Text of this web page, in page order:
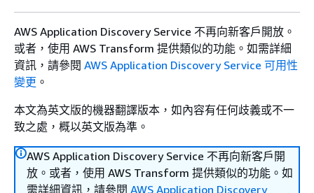
AWS Application Discovery Service 不再向新客戶開放。
或者，使用 AWS Transform 提供類似的功能。如需詳細
資訊，請參閱 AWS Application Discovery Service 可用性
變更 。
本文為英文版的機器翻譯版本，如內容有任何歧義或不一
致之處，概以英文版為準。
AWS Application Discovery Service 不再向新客戶開
放。或者，使用 AWS Transform 提供類似的功能。如
需詳細資訊，請參閱 AWS Application Discovery